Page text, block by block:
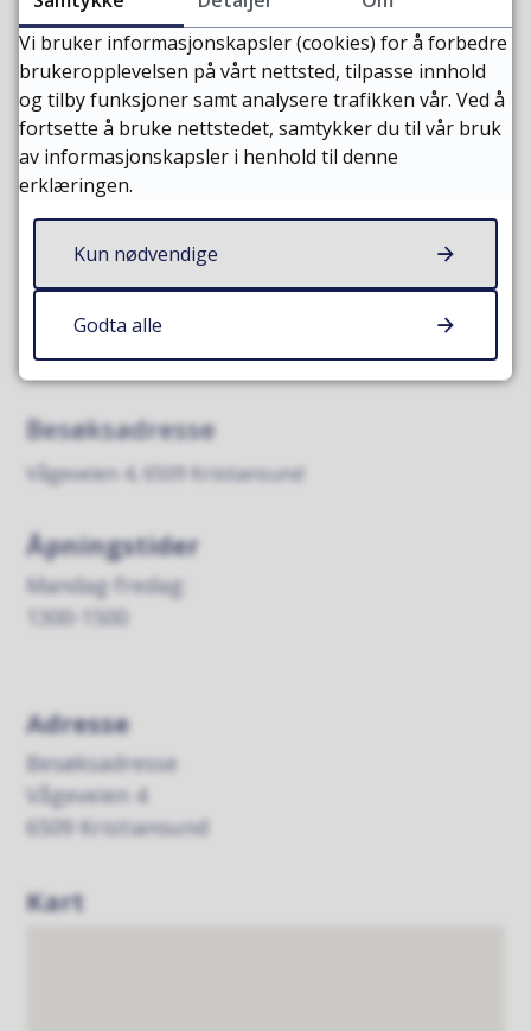
Plan og byggesak
E-postSend e-post
Telefon71 57 40 00
Åpningstider
Telefontid: alle hverdager 13:00 – 15:00
Besøkstid byggesak: 13:00 – 15:00, kun tirsdager og
torsdager.
(for å sikre plass kan time på tirsdager avtales på
forhånd).
Besøksadresse
Vågeveien 4, 6509 Kristiansund
Åpningstider
Mandag-fredag:
1300-1500
Adresse
Besøksadresse
Vågeveien 4
6509 Kristiansund
Kart
Vi bruker informasjonskapsler (cookies) for å forbedre
brukeropplevelsen på vårt nettsted, tilpasse innhold
og tilby funksjoner samt analysere trafikken vår. Ved å
fortsette å bruke nettstedet, samtykker du til vår bruk
av informasjonskapsler i henhold til denne
erklæringen.
Kun nødvendige
Godta alle